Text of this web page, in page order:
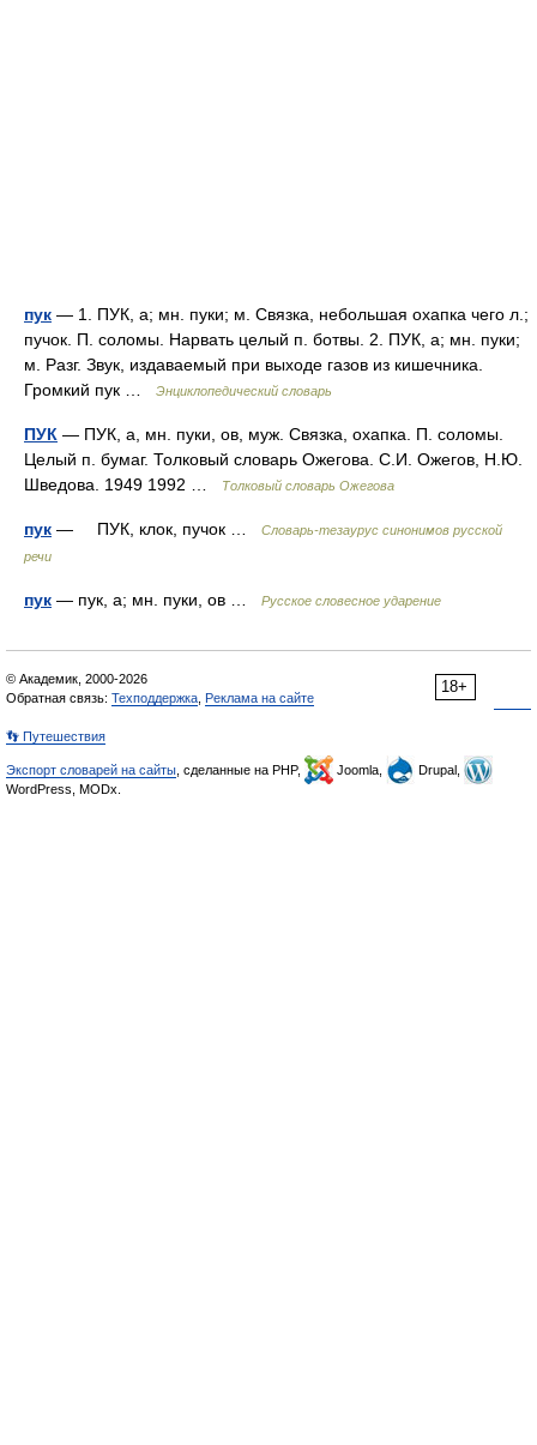
пук — 1. ПУК, а; мн. пуки; м. Связка, небольшая охапка чего л.;
пучок. П. соломы. Нарвать целый п. ботвы. 2. ПУК, а; мн. пуки;
м. Разг. Звук, издаваемый при выходе газов из кишечника.
Громкий пук …
Энциклопедический словарь
ПУК — ПУК, а, мн. пуки, ов, муж. Связка, охапка. П. соломы.
Целый п. бумаг. Толковый словарь Ожегова. С.И. Ожегов, Н.Ю.
Шведова. 1949 1992 …
Толковый словарь Ожегова
пук — ПУК, клок, пучок …
Словарь-тезаурус синонимов русской
речи
пук — пук, а; мн. пуки, ов … Русское словесное ударение
18+
© Академик, 2000-2026
Обратная связь: Техподдержка Реклама на сайте
👣 Путешествия
Экспорт словарей на сайты , сделанные на PHP, Joomla,
Drupal,
WordPress, MODx.